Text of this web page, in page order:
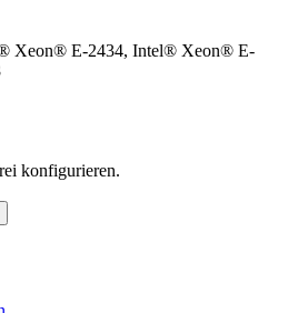
Xeon® E-2434, Intel® Xeon® E-
konfigurieren.